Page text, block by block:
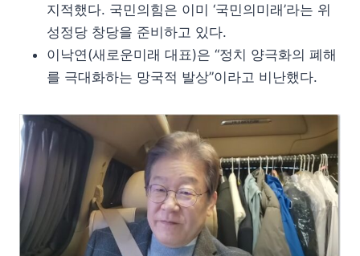
지적했다. 국민의힘은 이미 ‘국민의미래’라는 위
성정당 창당을 준비하고 있다.
이낙연(새로운미래 대표)은 “정치 양극화의 폐해
를 극대화하는 망국적 발상”이라고 비난했다.